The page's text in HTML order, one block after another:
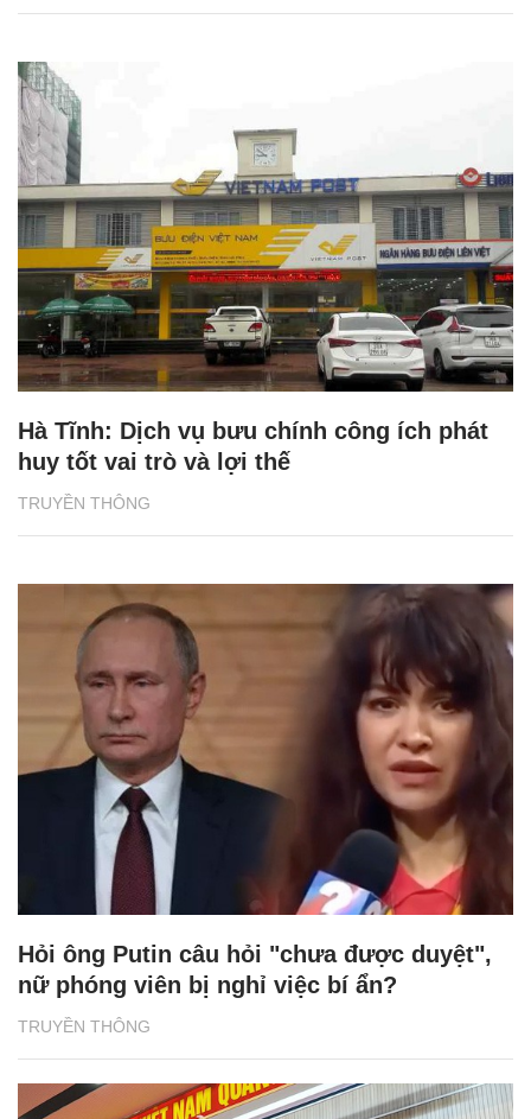
TRUYỀN THÔNG
Hà Tĩnh: Dịch vụ bưu chính công ích phát
huy tốt vai trò và lợi thế
TRUYỀN THÔNG
Hỏi ông Putin câu hỏi "chưa được duyệt",
nữ phóng viên bị nghỉ việc bí ẩn?